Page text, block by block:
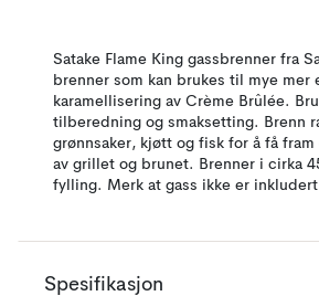
Satake Flame King gassbrenner fra
brenner som kan brukes til mye mer
karamellisering av Crème Brûlée.
tilberedning og smaksetting. Brenn
grønnsaker, kjøtt og fisk for å få fram
av grillet og brunet. Brenner i cirka
fylling. Merk at gass ikke er
Spesifikasjon